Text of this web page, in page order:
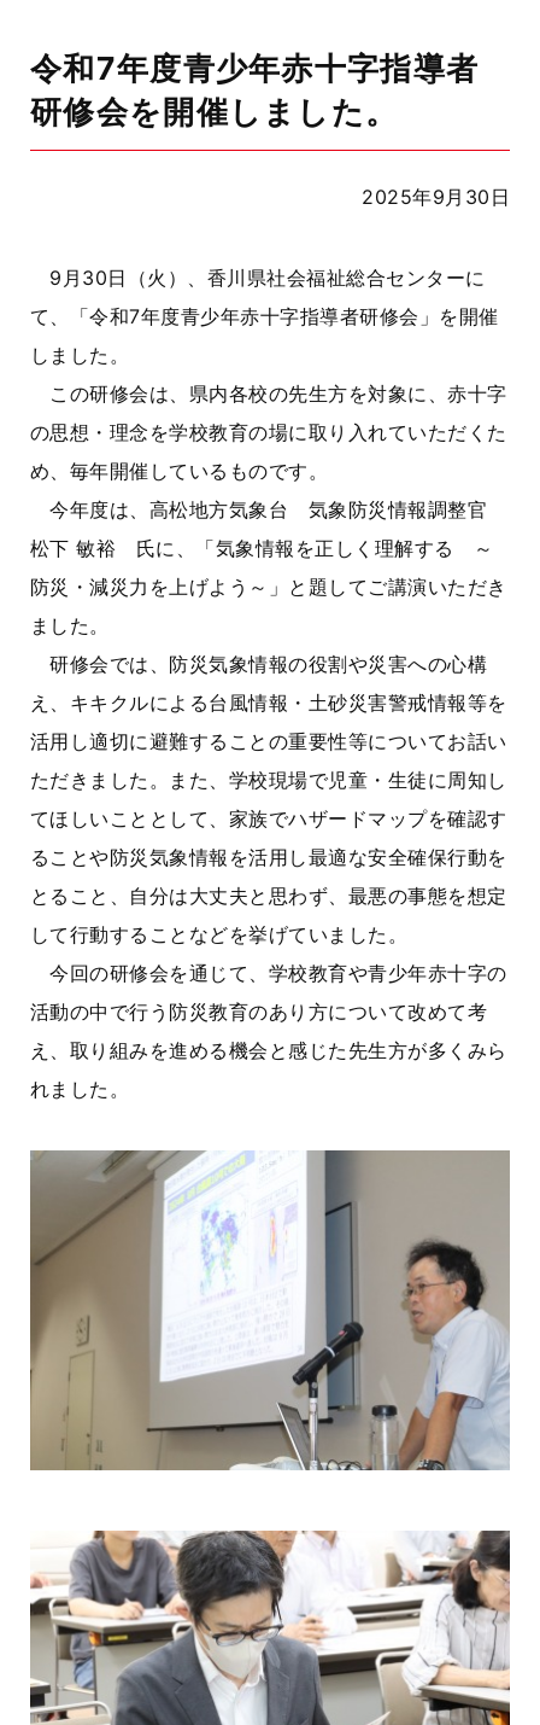
令和7年度青少年赤十字指導者
研修会を開催しました。
2025年9月30日
9月30日（火）、香川県社会福祉総合センターに
て、「令和7年度青少年赤十字指導者研修会」を開催
しました。
この研修会は、県内各校の先生方を対象に、赤十字
の思想・理念を学校教育の場に取り入れていただくた
め、毎年開催しているものです。
今年度は、高松地方気象台 気象防災情報調整官
松下 敏裕 氏に、「気象情報を正しく理解する ～
防災・減災力を上げよう～」と題してご講演いただき
ました。
研修会では、防災気象情報の役割や災害への心構
え、キキクルによる台風情報・土砂災害警戒情報等を
活用し適切に避難することの重要性等についてお話い
ただきました。また、学校現場で児童・生徒に周知し
てほしいこととして、家族でハザードマップを確認す
ることや防災気象情報を活用し最適な安全確保行動を
とること、自分は大丈夫と思わず、最悪の事態を想定
して行動することなどを挙げていました。
今回の研修会を通じて、学校教育や青少年赤十字の
活動の中で行う防災教育のあり方について改めて考
え、取り組みを進める機会と感じた先生方が多くみら
れました。